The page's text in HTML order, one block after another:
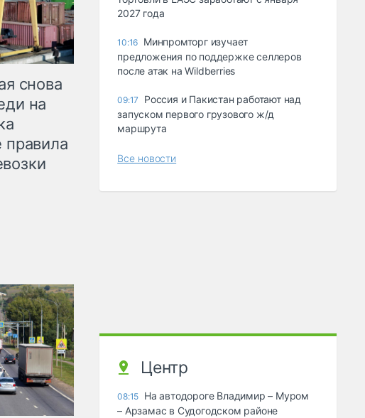
снова
на
правила
2027 года
10:16 Минпромторг изучает
предложения по поддержке селлеров
после атак на Wildberries
09:17
Россия и Пакистан работают над
запуском первого грузового ж/д
маршрута
Все новости
Центр
08:15 На автодороге Владимир – Муром
– Арзамас в Судогодском районе